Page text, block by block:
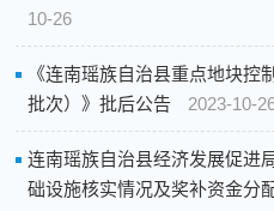
10-26
《连南瑶族自治县重点地块控
批次）》批后公告
2023-10-
连南瑶族自治县经济发展促进
础设施核实情况及奖补资金分